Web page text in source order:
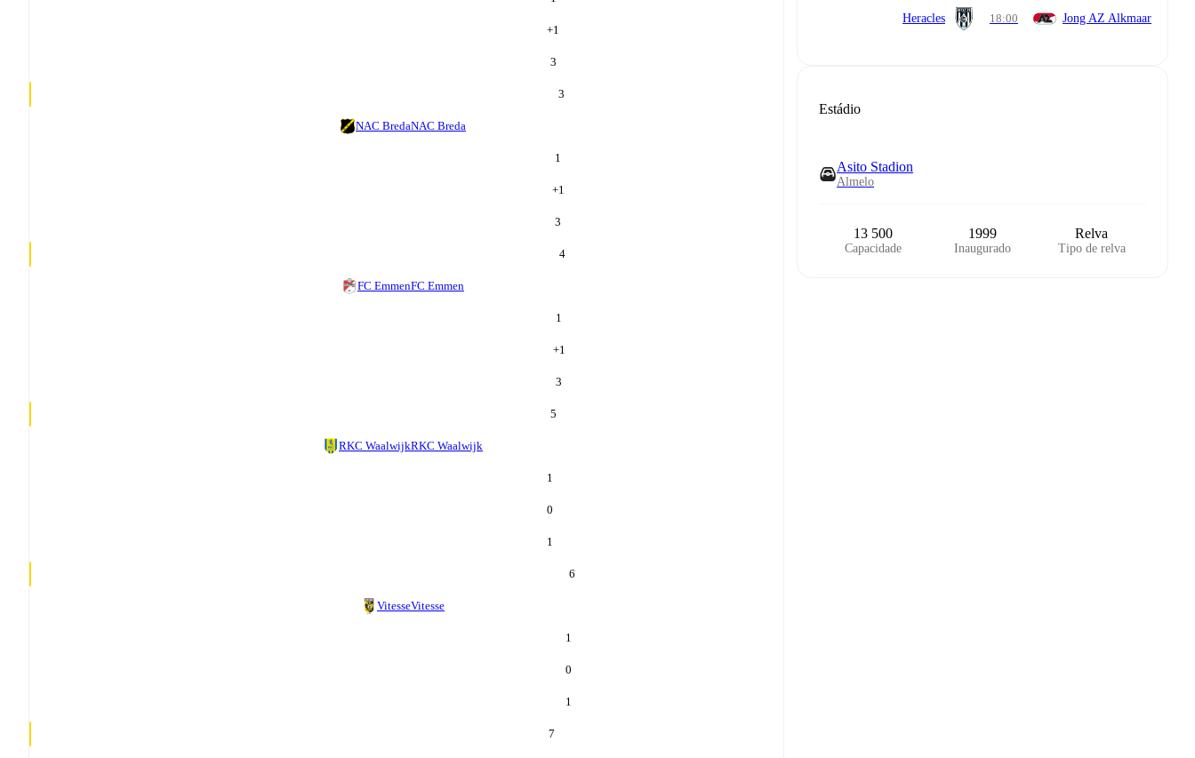
+1
3
3
NAC BredaNAC Breda
1
+1
3
4
FC EmmenFC Emmen
1
+1
3
5
RKC WaalwijkRKC Waalwijk
1
0
1
6
VitesseVitesse
1
0
1
7
Heracles 18:00 Jong AZ Alkmaar
Estádio
Asito Stadion
Almelo
13 500
Capacidade
1999
Inaugurado
Relva
Tipo de relva